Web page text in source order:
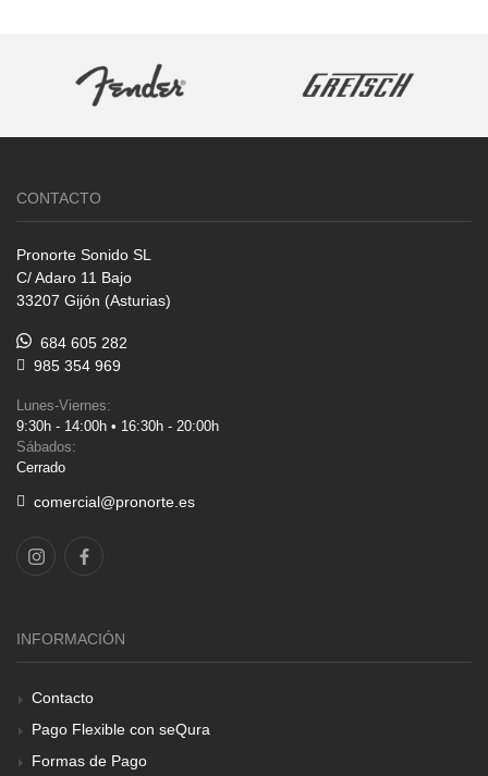
CONTACTO
Pronorte Sonido SL
C/ Adaro 11 Bajo
33207 Gijón (Asturias)
684 605 282
985 354 969
Lunes-Viernes:
9:30h - 14:00h • 16:30h - 20:00h
Sábados:
Cerrado
comercial@pronorte.es
INFORMACIÓN
Contacto
Pago Flexible con seQura
Formas de Pago